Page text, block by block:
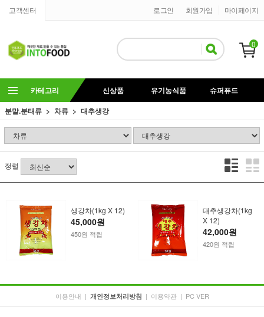
고객센터 마이페이지
회원가입
로그인
0
카테고리 신상품 유기농식품
슈퍼퓨드
분말.분태류
차류 대추생강
정렬
생강차(1kg X 12)
45,000원
450원 적립
대추생강차(1kg
X 12)
42,000원
420원 적립
이용안내 | 개인정보처리방침 | 이용약관 | PC VER